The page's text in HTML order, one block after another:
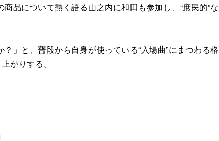
品について熱く語る山之内に和田も参加し、“庶民的”
と、普段から自身が使っている“入場曲”にまつわる
がりする。